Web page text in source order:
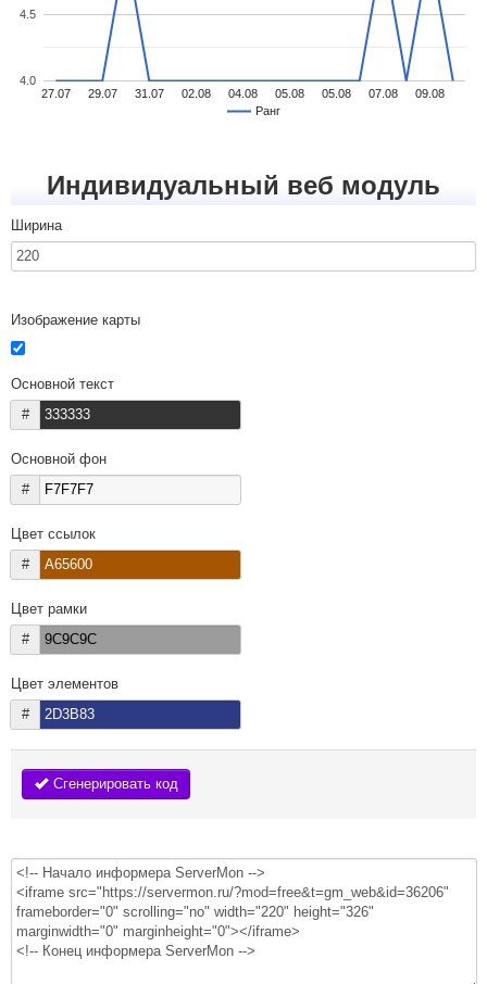
Ранг
27.07 29.07 31.07 02.08 04.08 05.08 05.08 07.08 09.08
4.0
4.5
Индивидуальный веб модуль
Ширина
Изображение карты
Основной текст
#
Основной фон
#
Цвет ссылок
#
Цвет рамки
#
Цвет элементов
#
Сгенерировать код